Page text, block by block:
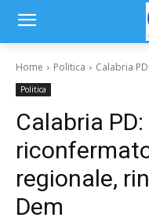
Home Politica Calabria
Politica
Calabria
regionale,
Dem